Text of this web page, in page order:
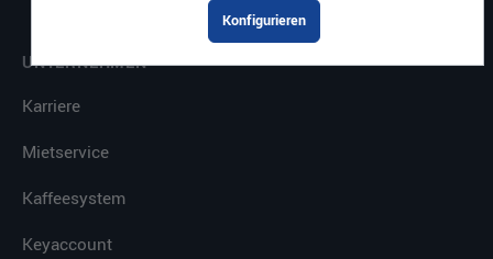
UNTERNEHMEN
Karriere
Mietservice
Kaffeesystem
Keyaccount
Konfigurieren